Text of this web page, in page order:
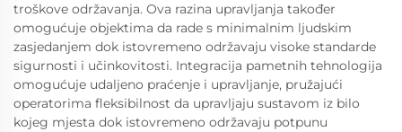
troškove održavanja. Ova razina upravljanja također
omogućuje objektima da rade s minimalnim ljudskim
zasjedanjem dok istovremeno održavaju visoke standarde
sigurnosti i učinkovitosti. Integracija pametnih tehnologija
omogućuje udaljeno praćenje i upravljanje, pružajući
operatorima fleksibilnost da upravljaju sustavom iz bilo
kojeg mjesta dok istovremeno održavaju potpunu